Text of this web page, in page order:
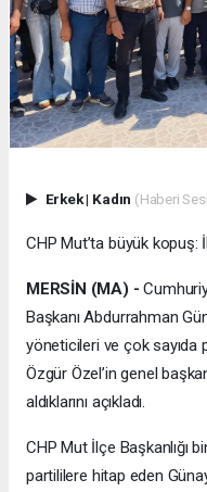
Erkek| Kadın (Haberi
CHP Mut’ta büyük
MERSİN (MA) -
Başkanı Abdurrahman
yöneticileri ve çok sayıda
Özgür Özel’in genel
aldıklarını açıkladı.
CHP Mut İlçe Başkanlığı
partililere hitap eden